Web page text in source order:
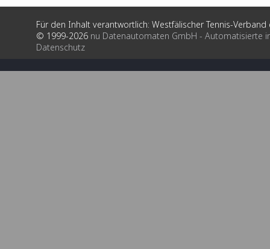
Für den Inhalt verantwortlich: Westfälischer Tennis-Verband
© 1999-2026 nu Datenautomaten GmbH - Automatisierte
Datenschutz